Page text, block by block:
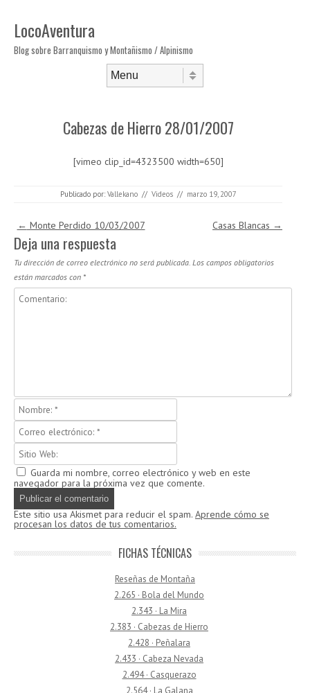
LocoAventura
Blog sobre Barranquismo y Montañismo / Alpinismo
Cabezas de Hierro 28/01/2007
[vimeo clip_id=4323500 width=650]
Publicado por: Vallekano // Videos // marzo 19, 2007
Navegación de entradas
← Monte Perdido 10/03/2007 Casas Blancas →
Deja una respuesta
Tu dirección de correo electrónico no será publicada. Los campos obligatorios
están marcados con *
Guarda mi nombre, correo electrónico y web en este
navegador para la próxima vez que comente.
Este sitio usa Akismet para reducir el spam. Aprende cómo se
procesan los datos de tus comentarios.
FICHAS TÉCNICAS
Reseñas de Montaña
2.265 · Bola del Mundo
2.343 · La Mira
2.383 · Cabezas de Hierro
2.428 · Peñalara
2.433 · Cabeza Nevada
2.494 · Casquerazo
2.564 · La Galana